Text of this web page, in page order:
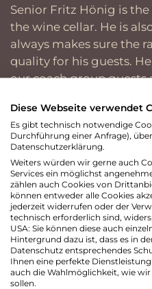
Senior Fritz Hönig is
the wine cellar. He is
always makes sure the
quality for his guests.
our coach group guests
Christa
Senior Christa Hönig is
guests daily needs. She
to the flowers and
In her spare time she
makes fabulous apple
Kaiserschmarren for
Diese Webseite verwendet
Es gibt technisch notwendige
Durchführung einer Anfrage),
Datenschutzerklärung.
Weiters würden wir gerne auch
Services ein möglichst
zählen auch Cookies von
können entweder alle Cookies
jederzeit widerrufen oder der
technisch erforderlich sind,
USA: Sie können diese auch
Hintergrund dazu ist, dass es in
Datenschutz entsprechendes
Ihnen eine perfekte
auch die Wahlmöglichkeit, wie
sollen.